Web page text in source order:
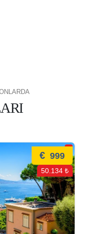
€ 999
50.134 ₺